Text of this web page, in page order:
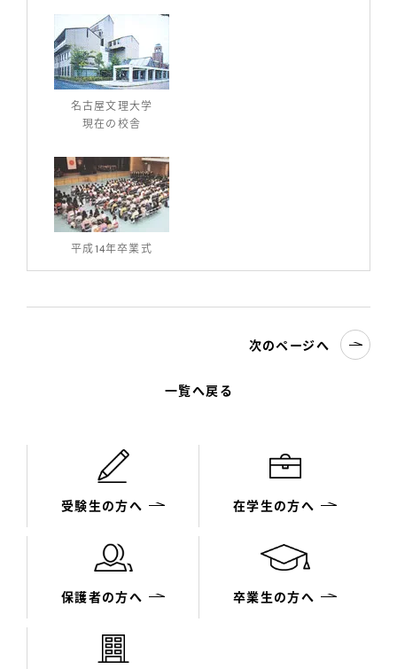
名古屋文理大学
現在の校舎
平成14年卒業式
一覧へ戻る
次のページへ
受験生の方へ 在学生の方へ
保護者の方へ 卒業生の方へ